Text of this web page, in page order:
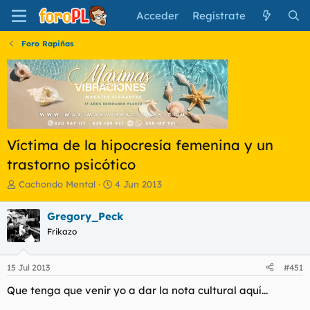
Acceder Regístrate
Foro Rapiñas
Víctima de la hipocresía femenina y un
trastorno psicótico
I
i
c
i
a
d
o
d
Cachondo Mental
F
h
e
i
4 Jun 2013
Gregory_Peck
Frikazo
15 Jul 2013 #451
Que tenga que venir yo a dar la nota cultural aquí...